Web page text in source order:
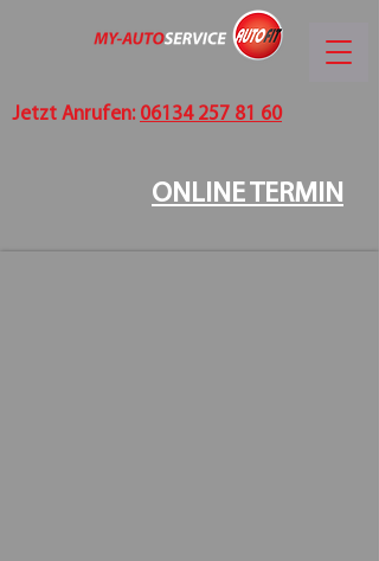
ONLINE TERMIN
Jetzt Anrufen: 06134 257 81 60